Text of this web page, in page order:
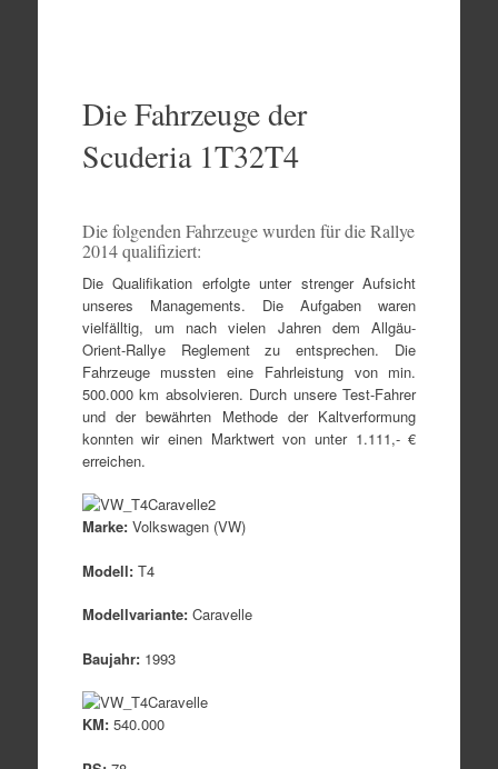
Die Fahrzeuge der
Scuderia 1T32T4
Die folgenden Fahrzeuge wurden für die Rallye
2014 qualifiziert:
Die Qualifikation erfolgte unter strenger Aufsicht
unseres Managements. Die Aufgaben waren
vielfälltig, um nach vielen Jahren dem Allgäu-
Orient-Rallye Reglement zu entsprechen. Die
Fahrzeuge mussten eine Fahrleistung von min.
500.000 km absolvieren. Durch unsere Test-Fahrer
und der bewährten Methode der Kaltverformung
konnten wir einen Marktwert von unter 1.111,- €
erreichen.
Marke:Volkswagen (VW)
Modell:T4
Modellvariante:Caravelle
Baujahr:1993
KM:540.000